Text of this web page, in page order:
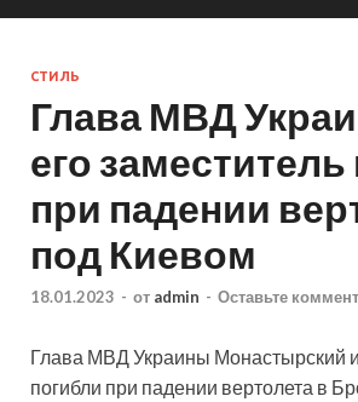
СТИЛЬ
Глава МВД
его
при падении
под Киевом
18.01.2023 - от admin - Оставьте
Глава МВД Украины Монастырский и
погибли при падении вертолета в